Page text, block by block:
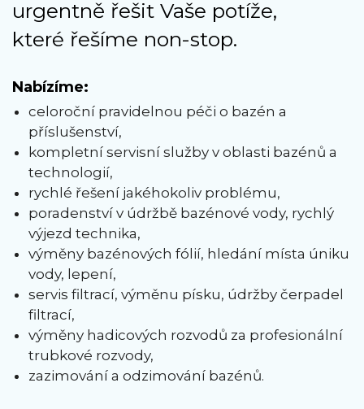
urgentně řešit Vaše potíže,
které řešíme non-stop.
Nabízíme:
celoroční pravidelnou péči o bazén a
příslušenství,
kompletní servisní služby v oblasti bazénů a
technologií,
rychlé řešení jakéhokoliv problému,
poradenství v údržbě bazénové vody, rychlý
výjezd technika,
výměny bazénových fólií, hledání místa úniku
vody, lepení,
servis filtrací, výměnu písku, údržby čerpadel
filtrací,
výměny hadicových rozvodů za profesionální
trubkové rozvody,
zazimování a odzimování bazénů.